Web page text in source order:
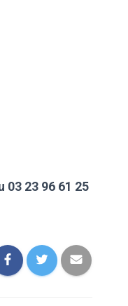
23 96 61 25